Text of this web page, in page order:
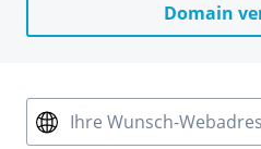
Domain
Ihre Wunsch-